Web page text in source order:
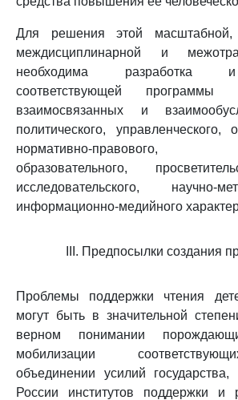
Для решения этой масштабной,
междисциплинарной и
необходима разработка
соответствующей программы
взаимосвязанных и
политического, управленческого,
нормативно-правового,
образовательного,
исследовательского, научно-
информационно-медийного
III. Предпосылки создания
Проблемы поддержки чтения
могут быть в значительной
верном понимании
мобилизации
объединении усилий
России институтов поддержки и